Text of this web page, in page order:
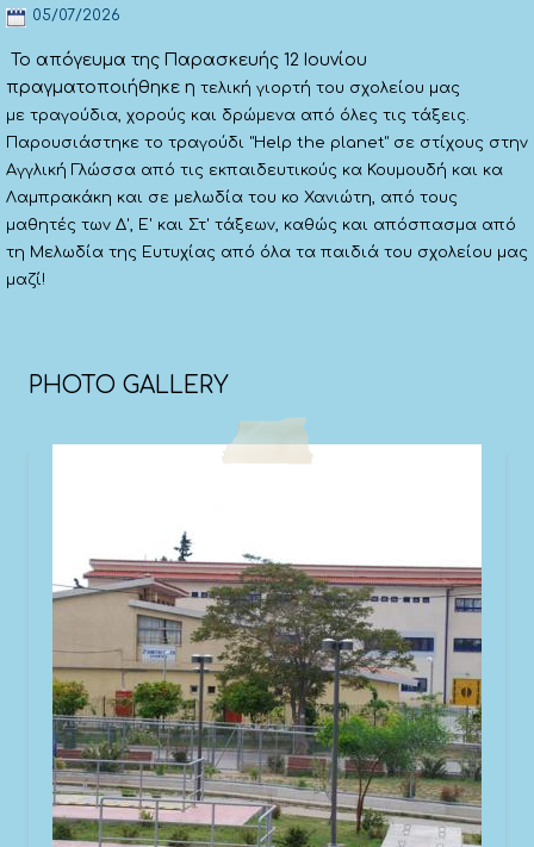
05/07/2026
Το απόγευμα της Παρασκευής 12 Ιουνίου
πραγματοποιήθηκε η τελική γιορτή του σχολείου μας
με τραγούδια, χορούς και δρώμενα από όλες τις τάξεις.
Παρουσιάστηκε το τραγούδι "Help the planet" σε στίχους στην
Αγγλική Γλώσσα από τις εκπαιδευτικούς κα Κουμουδή και κα
Λαμπρακάκη και σε μελωδία του κο Χανιώτη, από τους
μαθητές των Δ', Ε' και Στ' τάξεων, καθώς και απόσπασμα από
τη Μελωδία της Ευτυχίας από όλα τα παιδιά του σχολείου μας
μαζί!
PHOTO GALLERY